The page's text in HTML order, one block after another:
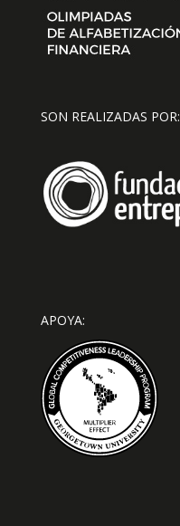
SON REALIZADAS POR:
APOYA: